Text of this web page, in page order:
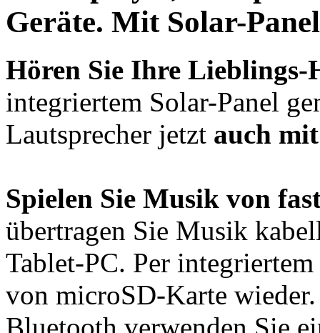
Geräte. Mit Solar-Panel
Hören Sie Ihre
integriertem Solar-Panel
Lautsprecher jetzt auch
Spielen Sie Musik von
übertragen Sie Musik
Tablet-PC. Per
von microSD-Karte
Bluetooth verwenden Sie